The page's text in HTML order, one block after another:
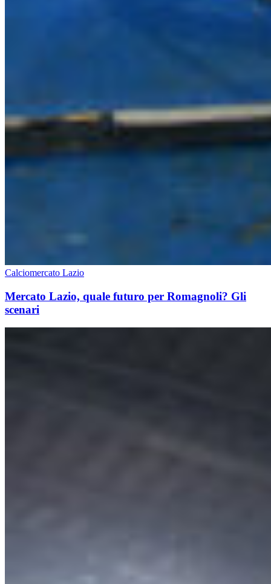
Calciomercato Lazio
Mercato Lazio, quale futuro per Romagnoli? Gli
scenari